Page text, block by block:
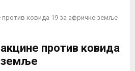
против ковида 19 за афричке земље
против ковида
земље